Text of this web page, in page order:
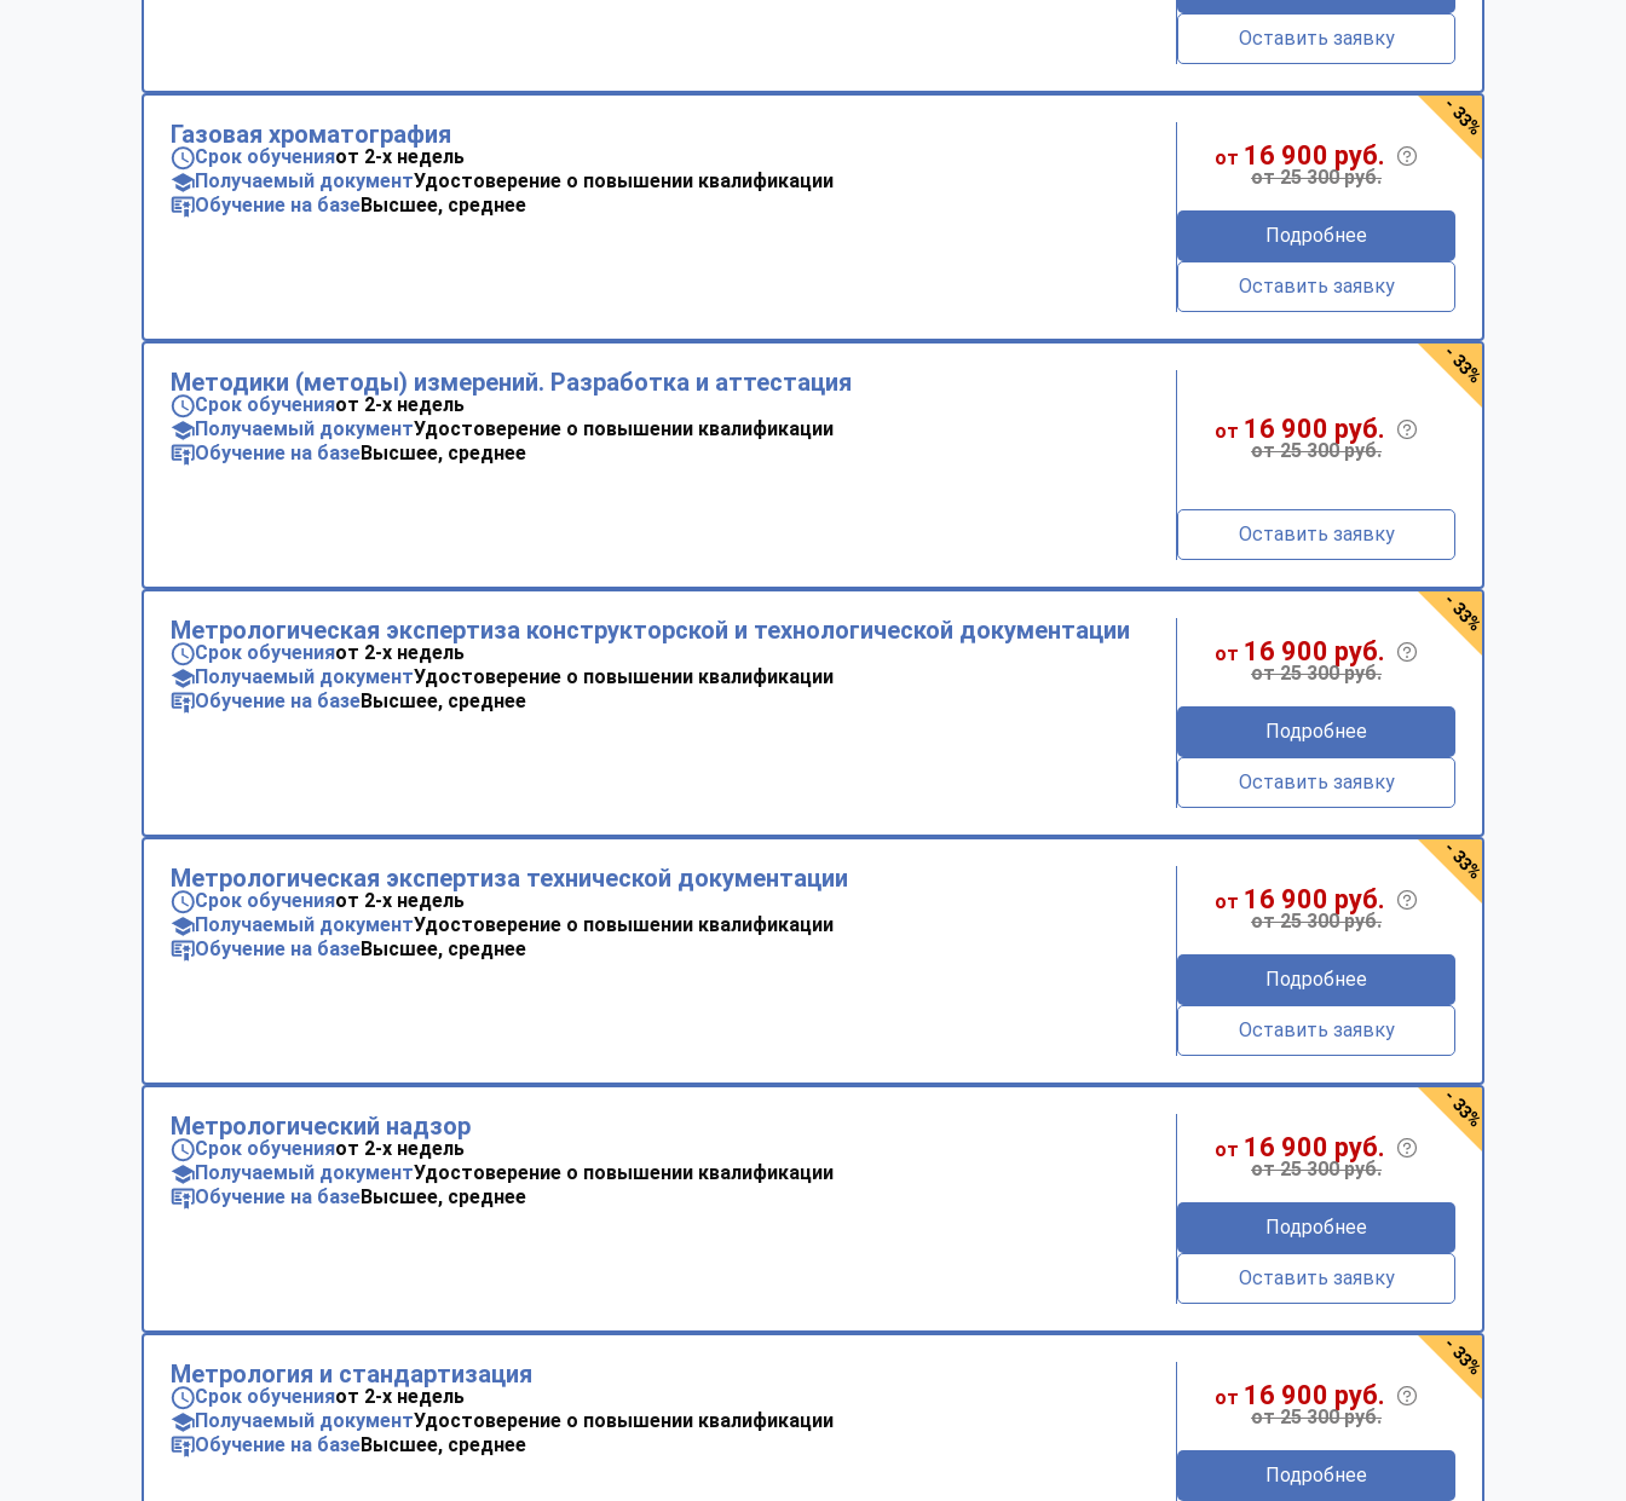
Оставить заявку
Газовая хроматография
Срок обученияот 2-х недель
Получаемый документУдостоверение о повышении квалификации
Обучение на базеВысшее, среднее
от 16 900 руб.
от 25 300 руб.
Подробнее
Оставить заявку
- 33%
Методики (методы) измерений. Разработка и аттестация
Срок обученияот 2-х недель
Получаемый документУдостоверение о повышении квалификации
Обучение на базеВысшее, среднее
от 16 900 руб.
от 25 300 руб.
Оставить заявку
- 33%
Метрологическая экспертиза конструкторской и технологической документации
Срок обученияот 2-х недель
Получаемый документУдостоверение о повышении квалификации
Обучение на базеВысшее, среднее
от 16 900 руб.
от 25 300 руб.
Подробнее
Оставить заявку
- 33%
Метрологическая экспертиза технической документации
Срок обученияот 2-х недель
Получаемый документУдостоверение о повышении квалификации
Обучение на базеВысшее, среднее
от 16 900 руб.
от 25 300 руб.
Подробнее
Оставить заявку
- 33%
Метрологический надзор
Срок обученияот 2-х недель
Получаемый документУдостоверение о повышении квалификации
Обучение на базеВысшее, среднее
от 16 900 руб.
от 25 300 руб.
Подробнее
Оставить заявку
- 33%
Метрология и стандартизация
Срок обученияот 2-х недель
Получаемый документУдостоверение о повышении квалификации
Обучение на базеВысшее, среднее
от 16 900 руб.
от 25 300 руб.
Подробнее
- 33%